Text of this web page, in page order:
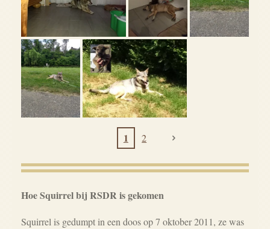
1 2
Hoe Squirrel bij RSDR is gekomen
Squirrel is gedumpt in een doos op 7 oktober 2011, ze was